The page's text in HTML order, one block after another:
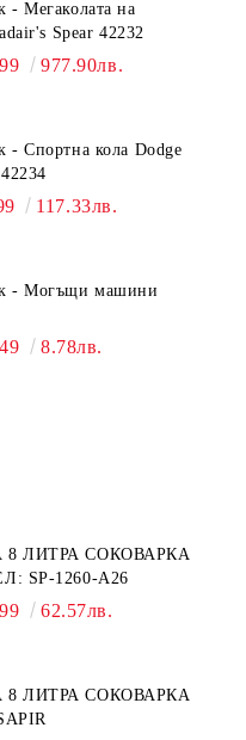
Мегаколата на
Spear 42232
977.90лв.
Спортна кола Dodge
117.33лв.
- Могъщи машини
8.78лв.
8 ЛИТРА СОКОВАРКА
SP-1260-A26
62.57лв.
8 ЛИТРА СОКОВАРКА